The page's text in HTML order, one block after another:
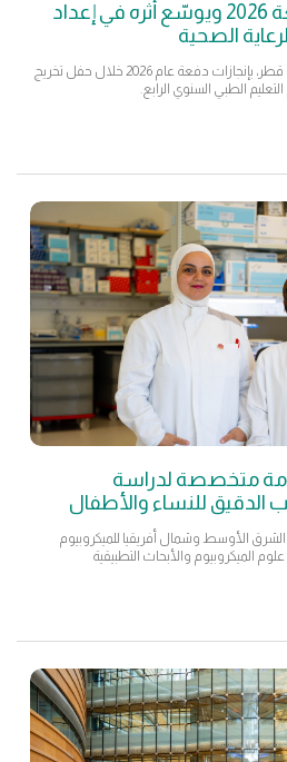
سدرة للطب يكرّم دفعة 2026 ويوسّع أثره في إعداد
الصحية
احتفل سدرة للطب، عضو مؤسسة قطر، بإنجازات دفعة عام 2026 خلال حفل تخريج
متخصصة لدراسة
الدقيق للنساء والأطفال
الأوسط وشمال أفريقيا للميكروبيوم